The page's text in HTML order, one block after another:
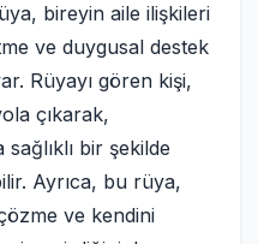
bireyin aile ilişkileri
ve duygusal destek
Rüyayı gören kişi,
çıkarak,
bir şekilde
Ayrıca, bu rüya,
ve kendini